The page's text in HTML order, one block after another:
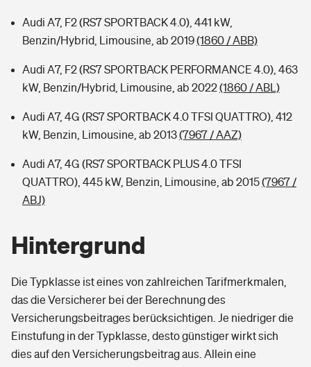
Audi A7, F2 (RS7 SPORTBACK 4.0), 441 kW,
Benzin/Hybrid, Limousine, ab 2019(1860 / ABB)
Audi A7, F2 (RS7 SPORTBACK PERFORMANCE 4.0), 463
kW, Benzin/Hybrid, Limousine, ab 2022(1860 / ABL)
Audi A7, 4G (RS7 SPORTBACK 4.0 TFSI QUATTRO), 412
kW, Benzin, Limousine, ab 2013(7967 / AAZ)
Audi A7, 4G (RS7 SPORTBACK PLUS 4.0 TFSI
QUATTRO), 445 kW, Benzin, Limousine, ab 2015(7967 /
ABJ)
Hintergrund
Die Typklasse ist eines von zahlreichen Tarifmerkmalen,
das die Versicherer bei der Berechnung des
Versicherungsbeitrages berücksichtigen. Je niedriger die
Einstufung in der Typklasse, desto günstiger wirkt sich
dies auf den Versicherungsbeitrag aus. Allein eine